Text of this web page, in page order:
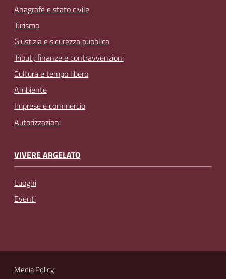
Anagrafe e stato civile
Turismo
Giustizia e sicurezza pubblica
Tributi, finanze e contravvenzioni
Cultura e tempo libero
Ambiente
Imprese e commercio
Autorizzazioni
VIVERE ARGELATO
Luoghi
Eventi
Media Policy